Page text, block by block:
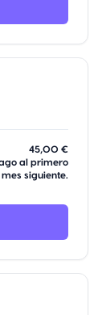
45,00 €
al primero
mes siguiente.